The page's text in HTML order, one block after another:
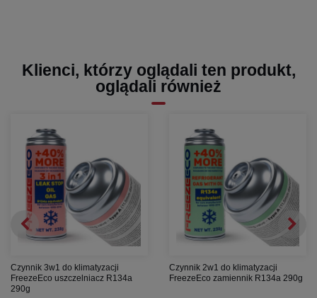
Klienci, którzy oglądali ten produkt,
oglądali również
Czynnik 3w1 do klimatyzacji
FreezeEco uszczelniacz R134a
290g
Czynnik 2w1 do klimatyzacji
FreezeEco zamiennik R134a 290g